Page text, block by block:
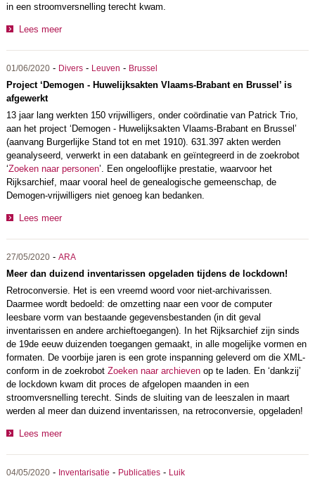
in een stroomversnelling terecht kwam.
Lees meer
01/06/2020- Divers- Leuven - Brussel
Project ‘Demogen - Huwelijksakten Vlaams-Brabant en Brussel’ is
afgewerkt
13 jaar lang werkten 150 vrijwilligers, onder coördinatie van Patrick Trio,
aan het project ‘Demogen - Huwelijksakten Vlaams-Brabant en Brussel’
(aanvang Burgerlijke Stand tot en met 1910). 631.397 akten werden
geanalyseerd, verwerkt in een databank en geïntegreerd in de zoekrobot
‘Zoeken naar personen’. Een ongelooflijke prestatie, waarvoor het
Rijksarchief, maar vooral heel de genealogische gemeenschap, de
Demogen-vrijwilligers niet genoeg kan bedanken.
Lees meer
27/05/2020- ARA
Meer dan duizend inventarissen opgeladen tijdens de lockdown!
Retroconversie. Het is een vreemd woord voor niet-archivarissen.
Daarmee wordt bedoeld: de omzetting naar een voor de computer
leesbare vorm van bestaande gegevensbestanden (in dit geval
inventarissen en andere archieftoegangen). In het Rijksarchief zijn sinds
de 19de eeuw duizenden toegangen gemaakt, in alle mogelijke vormen en
formaten. De voorbije jaren is een grote inspanning geleverd om die XML-
conform in de zoekrobot Zoeken naar archievenop te laden. En ‘dankzij’
de lockdown kwam dit proces de afgelopen maanden in een
stroomversnelling terecht. Sinds de sluiting van de leeszalen in maart
werden al meer dan duizend inventarissen, na retroconversie, opgeladen!
Lees meer
04/05/2020- Inventarisatie - Publicaties- Luik